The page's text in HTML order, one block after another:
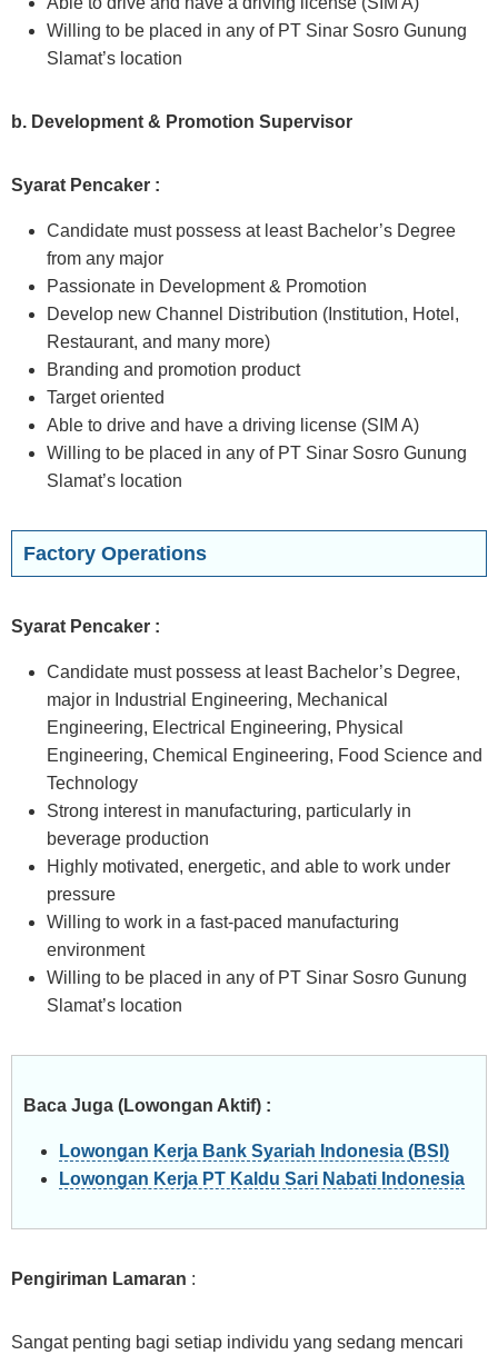
Willing to be placed in any of PT Sinar Sosro Gunung
Slamat’s location
b. Development & Promotion Supervisor
Syarat Pencaker :
Candidate must possess at least Bachelor’s Degree
from any major
Passionate in Development & Promotion
Develop new Channel Distribution (Institution, Hotel,
Restaurant, and many more)
Branding and promotion product
Target oriented
Able to drive and have a driving license (SIM A)
Willing to be placed in any of PT Sinar Sosro Gunung
Slamat’s location
Factory Operations
Syarat Pencaker :
Candidate must possess at least Bachelor’s Degree,
major in Industrial Engineering, Mechanical
Engineering, Electrical Engineering, Physical
Engineering, Chemical Engineering, Food Science and
Technology
Strong interest in manufacturing, particularly in
beverage production
Highly motivated, energetic, and able to work under
pressure
Willing to work in a fast-paced manufacturing
environment
Willing to be placed in any of PT Sinar Sosro Gunung
Slamat’s location
Baca Juga (Lowongan Aktif) :
Lowongan Kerja Bank Syariah Indonesia (BSI)
Lowongan Kerja PT Kaldu Sari Nabati Indonesia
Pengiriman Lamaran :
Sangat penting bagi setiap individu yang sedang mencari